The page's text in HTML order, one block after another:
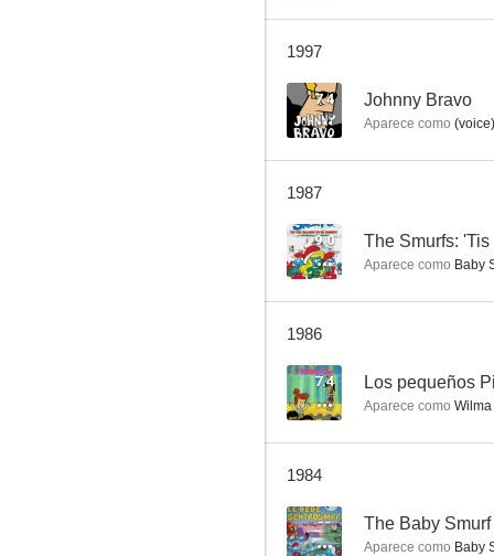
6.0
1997
7.4 Johnny Bravo
Aparece como (voice)
1987
9.0
Aparece como Baby
1986
7.4 Los pequeños
Aparece como
1984
-- The Baby Smurf
Aparece como Baby